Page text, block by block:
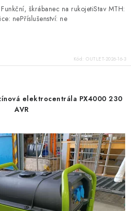
škrábanec na rukojetiStav MTH:
nePříslušenství: ne
Kód: OUTLET-2026-16-3
elektrocentrála PX4000 230
AVR